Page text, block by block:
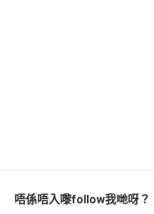
唔係唔入嚟follow我哋呀？